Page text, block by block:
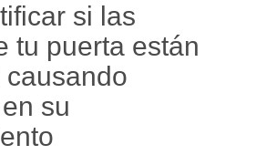
si las
tu puerta están
su